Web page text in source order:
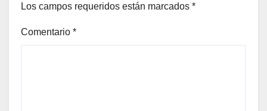
Los campos requeridos están marcados *
Comentario *